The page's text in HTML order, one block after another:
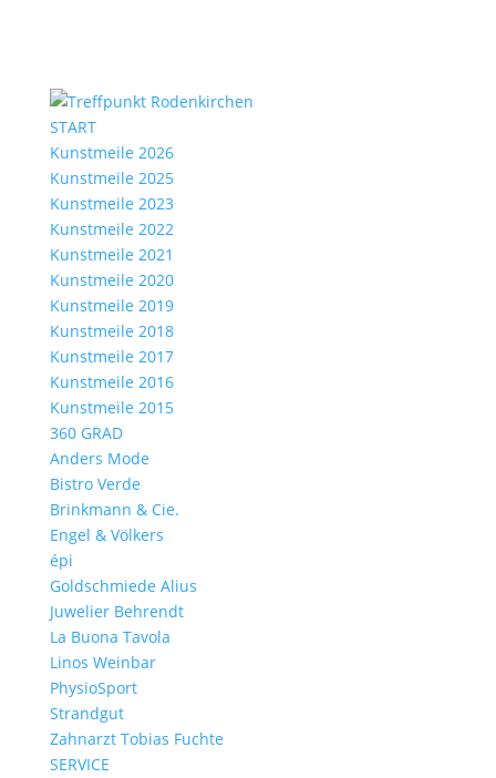
START
Kunstmeile 2026
Kunstmeile 2025
Kunstmeile 2023
Kunstmeile 2022
Kunstmeile 2021
Kunstmeile 2020
Kunstmeile 2019
Kunstmeile 2018
Kunstmeile 2017
Kunstmeile 2016
Kunstmeile 2015
360 GRAD
Anders Mode
Bistro Verde
Brinkmann & Cie.
Engel & Völkers
épi
Goldschmiede Alius
Juwelier Behrendt
La Buona Tavola
Linos Weinbar
PhysioSport
Strandgut
Zahnarzt Tobias Fuchte
SERVICE